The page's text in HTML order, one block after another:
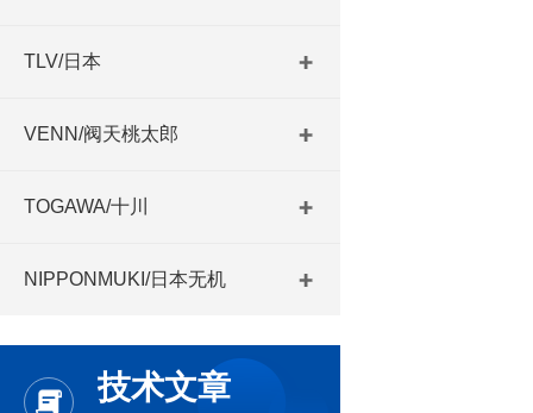
TLV/日本
VENN/阀天桃太郎
TOGAWA/十川
NIPPONMUKI/日本无机
技术文章